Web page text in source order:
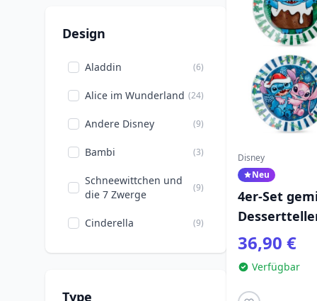
Design
Aladdin (6)
Alice im Wunderland (24)
Andere Disney (9)
Bambi (3)
Schneewittchen und
die 7 Zwerge
(9)
Cinderella (9)
Disney 100 (1)
Scrooge
Type
Disney
Neu
4er-Set
Home
36,90 €
Verfügbar